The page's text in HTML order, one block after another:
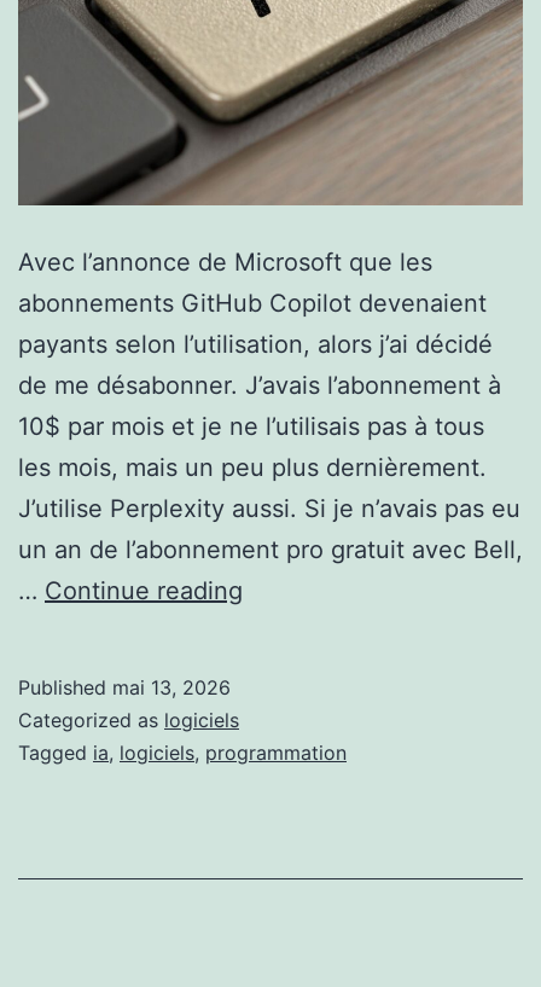
Avec l’annonce de Microsoft que les
abonnements GitHub Copilot devenaient
payants selon l’utilisation, alors j’ai décidé
de me désabonner. J’avais l’abonnement à
10$ par mois et je ne l’utilisais pas à tous
les mois, mais un peu plus dernièrement.
J’utilise Perplexity aussi. Si je n’avais pas eu
un an de l’abonnement pro gratuit avec Bell,
… Continue reading
Published mai 13, 2026
Categorized as logiciels
Tagged ia, logiciels, programmation